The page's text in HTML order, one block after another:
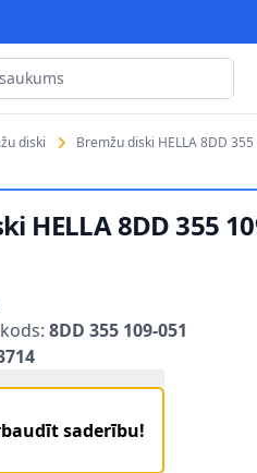
diski Bremžu diski HELLA 8DD
HELLA 8DD 355
8DD 355 109-051
saderību!